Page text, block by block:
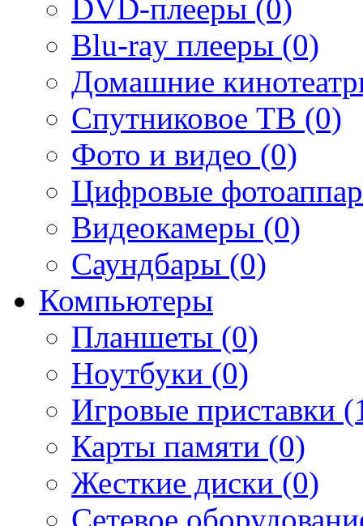
DVD-плееры (0)
Blu-ray плееры (0)
Домашние
Спутниковое ТВ (0)
Фото и видео (0)
Цифровые
Видеокамеры (0)
Саундбары (0)
Компьютеры
Планшеты (0)
Ноутбуки (0)
Игровые приставки
Карты памяти (0)
Жесткие диски (0)
Сетевое